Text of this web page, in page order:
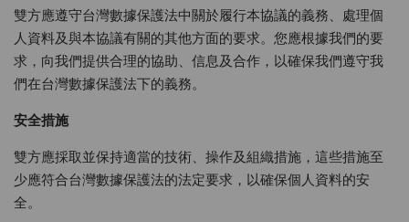
雙方應遵守台灣數據保護法中關於履行本協議的義務、處理個
人資料及與本協議有關的其他方面的要求。您應根據我們的要
求，向我們提供合理的協助、信息及合作，以確保我們遵守我
們在台灣數據保護法下的義務。
安全措施
雙方應採取並保持適當的技術、操作及組織措施，這些措施至
少應符合台灣數據保護法的法定要求，以確保個人資料的安
全。